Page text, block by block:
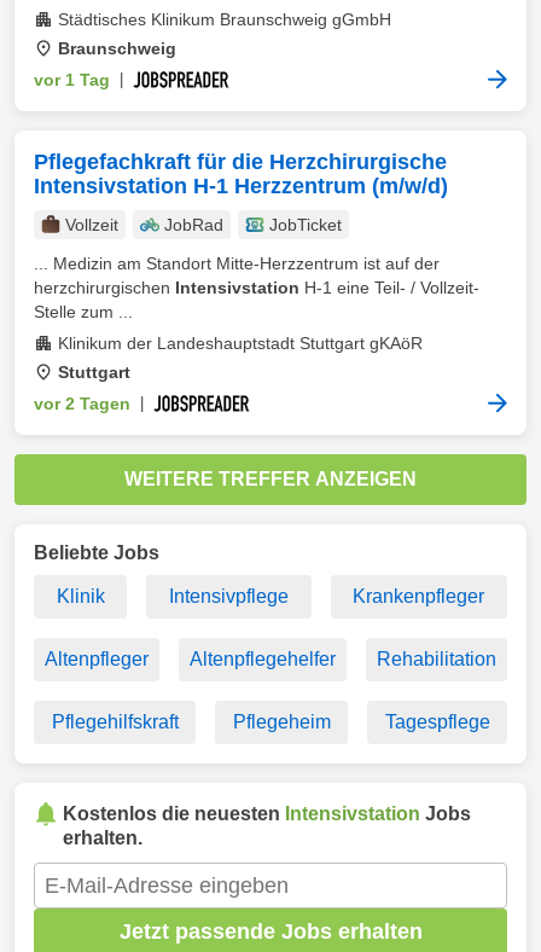
Städtisches Klinikum Braunschweig gGmbH
Braunschweig
vor 1 Tag
Pflegefachkraft für die Herzchirurgische
Intensivstation H-1 Herzzentrum (m/w/d)
Vollzeit JobRad
JobTicket
... Medizin am Standort Mitte-Herzzentrum ist auf der
herzchirurgischen Intensivstation H-1 eine Teil- / Vollzeit-
Stelle zum ...
Klinikum der Landeshauptstadt Stuttgart gKAöR
Stuttgart
vor 2 Tagen
WEITERE TREFFER ANZEIGEN
Beliebte Jobs
Klinik Intensivpflege Krankenpfleger
Altenpfleger Altenpflegehelfer Rehabilitation
Pflegehilfskraft Pflegeheim Tagespflege
Kostenlos die neuesten Intensivstation Jobs
erhalten.
Jetzt passende Jobs erhalten